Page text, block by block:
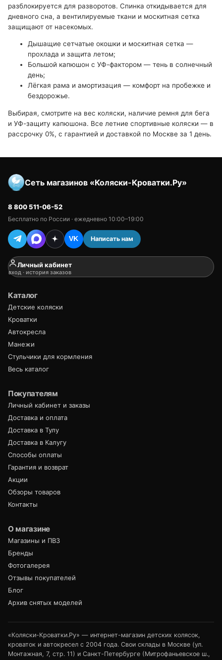
разблокируется для разворотов. Спинка откидывается для
дневного сна, а вентилируемые ткани и москитная сетка
защищают от насекомых.
Дышащие сетчатые окошки и москитная сетка —
прохлада и защита летом;
Большой капюшон с УФ-фактором — тень в солнечный
день;
Лёгкая рама и амортизация — комфорт на пробежке и
бездорожье.
Выбирая, смотрите на вес коляски, наличие ремня для бега
и УФ-защиту капюшона. Все летние спортивные коляски — в
рассрочку 0%, с гарантией и доставкой по Москве за 1 день.
Сеть магазинов «Коляски-Кроватки.Ру»
8 800 511-06-52
Бесплатно по России · ежедневно 10:00–19:00
VK Написать нам
Личный кабинет
вход · история заказов
Каталог
Детские коляски
Кроватки
Автокресла
Манежи
Стульчики для кормления
Весь каталог
Покупателям
Личный кабинет и заказы
Доставка и оплата
Доставка в Тулу
Доставка в Калугу
Способы оплаты
Гарантия и возврат
Акции
Обзоры товаров
Контакты
О магазине
Магазины и ПВЗ
Бренды
Фотогалерея
Отзывы покупателей
Блог
Архив снятых моделей
«Коляски-Кроватки.Ру» — интернет-магазин детских колясок,
кроваток и автокресел с 2004 года. Свои склады в Москве (ул.
Монтажная, 7, стр. 11) и Санкт-Петербурге (Митрофаньевское ш.,